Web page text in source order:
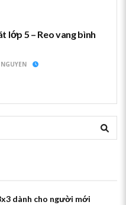
lớp 5 – Reo vang bình
dành cho người mới